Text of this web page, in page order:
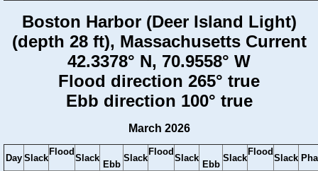
Boston Harbor (Deer Island Light)
(depth 28 ft), Massachusetts Current
42.3378° N, 70.9558° W
Flood direction 265° true
Ebb direction 100° true
March 2026
Day Slack
Flood
Slack
Ebb
Slack
Flood
Slack
Ebb
Slack
Flood
Slack